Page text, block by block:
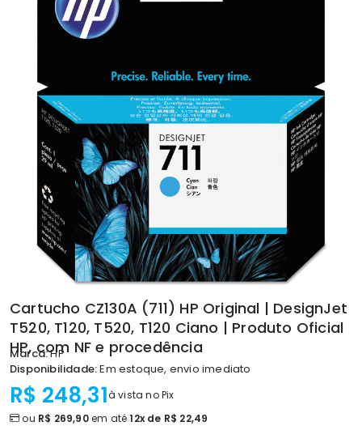
Cartucho CZ130A (711) HP Original | DesignJet
T520, T120, T520, T120 Ciano | Produto Oficial
HP, com NF e procedência
Marca:HP
Disponibilidade:Em estoque, envio imediato
R$ 248,31à vista no Pix
ou R$ 269,90em até12x de R$ 22,49